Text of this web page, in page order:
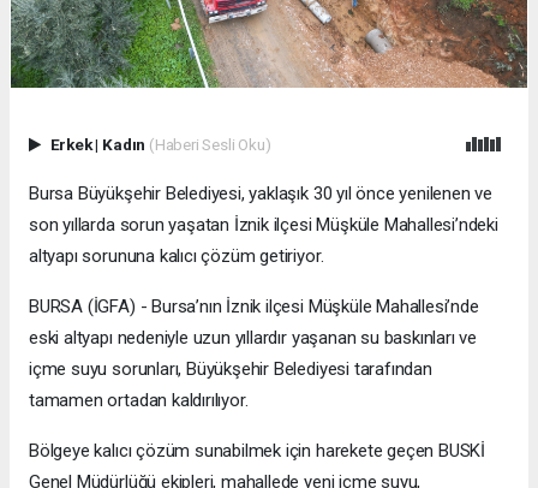
Erkek| Kadın (Haberi Sesli Oku)
Bursa Büyükşehir Belediyesi, yaklaşık 30 yıl önce yenilenen ve
son yıllarda sorun yaşatan İznik ilçesi Müşküle Mahallesi’ndeki
altyapı sorununa kalıcı çözüm getiriyor.
BURSA (İGFA) - Bursa’nın İznik ilçesi Müşküle Mahallesi’nde
eski altyapı nedeniyle uzun yıllardır yaşanan su baskınları ve
içme suyu sorunları, Büyükşehir Belediyesi tarafından
tamamen ortadan kaldırılıyor.
Bölgeye kalıcı çözüm sunabilmek için harekete geçen BUSKİ
Genel Müdürlüğü ekipleri, mahallede yeni içme suyu,